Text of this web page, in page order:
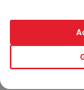
ACTUS